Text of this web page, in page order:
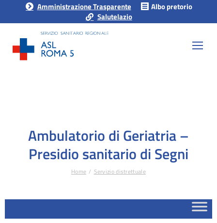
Amministrazione Trasparente
Albo pretorio
Salutelazio
Ambulatorio di Geriatria –
Presidio sanitario di Segni
Home Servizio distrettuale